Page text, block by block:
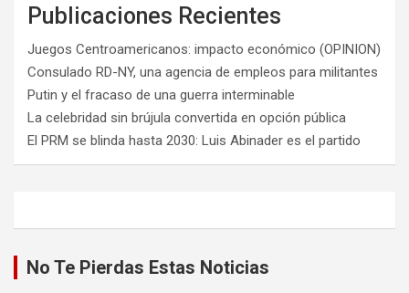
Publicaciones Recientes
Juegos Centroamericanos: impacto económico (OPINION)
Consulado RD-NY, una agencia de empleos para militantes
Putin y el fracaso de una guerra interminable
La celebridad sin brújula convertida en opción pública
El PRM se blinda hasta 2030: Luis Abinader es el partido
No Te Pierdas Estas Noticias